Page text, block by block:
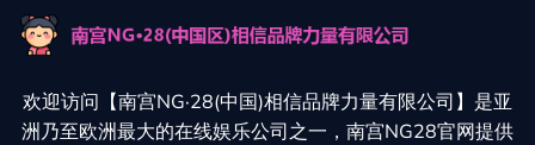
欢迎访问【南宫NG·28(中国)相信品牌力量有限公司】是亚
洲乃至欧洲最大的在线娱乐公司之一，南宫NG28官网提供